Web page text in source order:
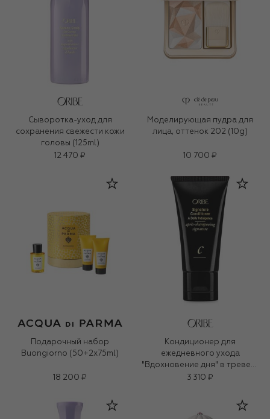
Сыворотка-уход для
сохранения свежести кожи
головы (125ml)
12 470 ₽
Моделирующая пудра для
лица, оттенок 202 (10g)
10 700 ₽
Подарочный набор
Buongiorno (50+2x75ml)
18 200 ₽
Кондиционер для
ежедневного ухода
"Вдохновение дня" в тревел-
формате (50ml)
3 310 ₽